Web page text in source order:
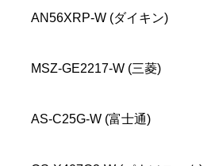
AN56XRP-W (ダイキン)
MSZ-GE2217-W (三菱)
AS-C25G-W (富士通)